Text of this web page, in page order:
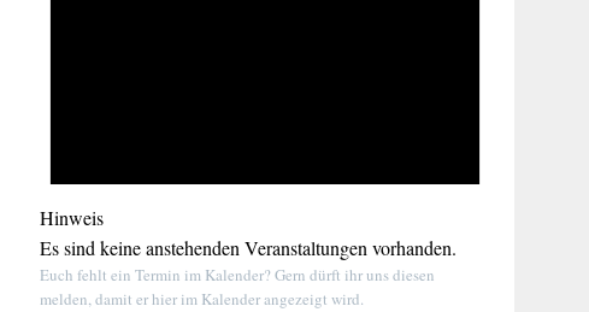
Hinweis
Es sind keine anstehenden Veranstaltungen vorhanden.
Euch fehlt ein Termin im Kalender? Gern dürft ihr uns diesen
melden, damit er hier im Kalender angezeigt wird.